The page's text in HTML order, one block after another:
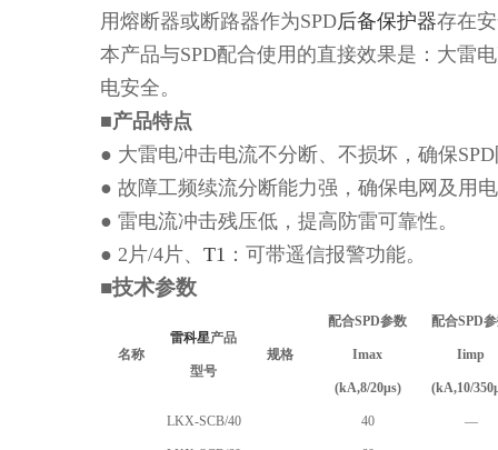
用熔断器或断路器作为SPD后备保护器存在
本产品与SPD配合使用的直接效果是：大雷
电安全。
■产品特点
● 大雷电冲击电流不分断、不损坏，确保
● 故障工频续流分断能力强，确保电网及用
● 雷电流冲击残压低，提高防雷可靠性。
● 2片/4片、 T1 ：可带遥信报警功能。
■技术参数
名称
雷科星产品
型号
规格
配合SPD参数
Imax
(kA,8/20μs)
配合SPD
Iimp
(kA,10/35
LKX-SCB/40 40 —